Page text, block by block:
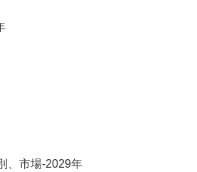
、市場-2029年